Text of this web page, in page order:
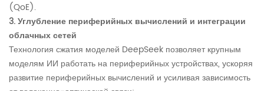
(QoE).
3. Углубление периферийных вычислений и интеграции
облачных сетей
Технология сжатия моделей DeepSeek позволяет крупным
моделям ИИ работать на периферийных устройствах, ускоряя
развитие периферийных вычислений и усиливая зависимость